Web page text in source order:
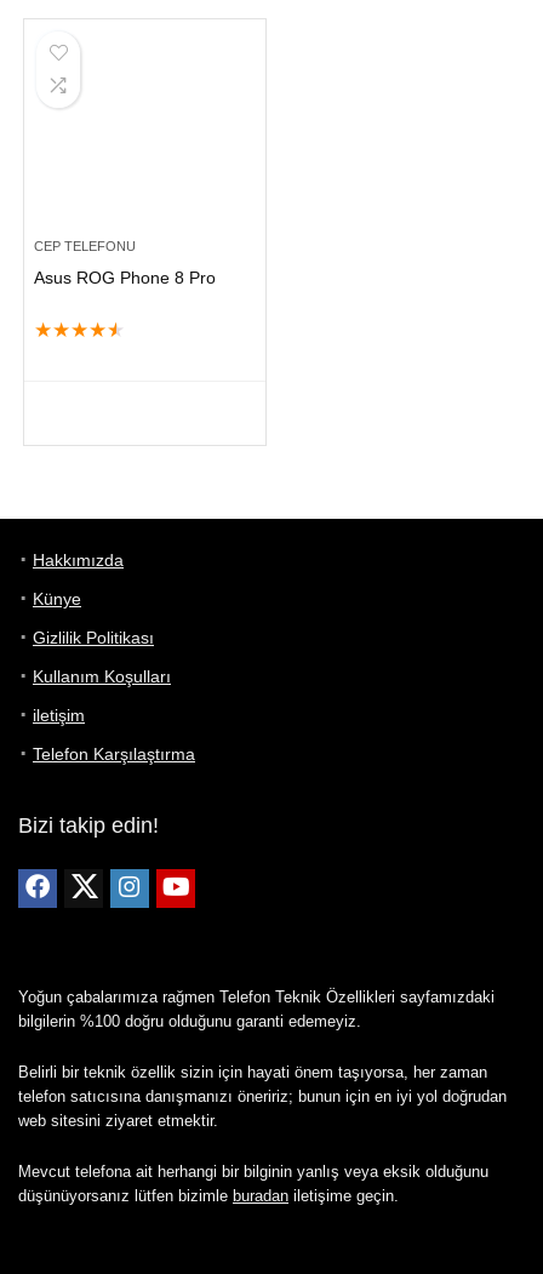
CEP TELEFONU
Asus ROG Phone 8 Pro
★★★★★
Hakkımızda
Künye
Gizlilik Politikası
Kullanım Koşulları
iletişim
Telefon Karşılaştırma
Bizi takip edin!
Yoğun çabalarımıza rağmen Telefon Teknik Özellikleri sayfamızdaki
bilgilerin %100 doğru olduğunu garanti edemeyiz.
Belirli bir teknik özellik sizin için hayati önem taşıyorsa, her zaman
telefon satıcısına danışmanızı öneririz; bunun için en iyi yol doğrudan
web sitesini ziyaret etmektir.
Mevcut telefona ait herhangi bir bilginin yanlış veya eksik olduğunu
düşünüyorsanız lütfen bizimle buradan iletişime geçin.